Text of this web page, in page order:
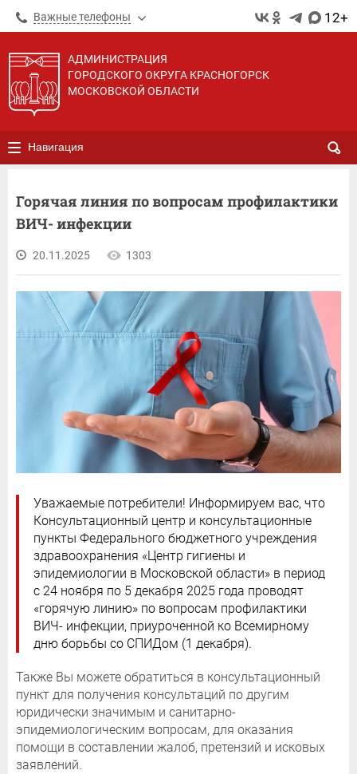
Важные телефоны 12+
АДМИНИСТРАЦИЯ
ГОРОДСКОГО ОКРУГА КРАСНОГОРСК
МОСКОВСКОЙ ОБЛАСТИ
Навигация
Горячая линия по вопросам профилактики
ВИЧ- инфекции
20.11.2025 1303
Уважаемые потребители! Информируем вас, что
Консультационный центр и консультационные
пункты Федерального бюджетного учреждения
здравоохранения «Центр гигиены и
эпидемиологии в Московской области» в период
с 24 ноября по 5 декабря 2025 года проводят
«горячую линию» по вопросам профилактики
ВИЧ- инфекции, приуроченной ко Всемирному
дню борьбы со СПИДом (1 декабря).
Также Вы можете обратиться в консультационный
пункт для получения консультаций по другим
юридически значимым и санитарно-
эпидемиологическим вопросам, для оказания
помощи в составлении жалоб, претензий и исковых
заявлений.